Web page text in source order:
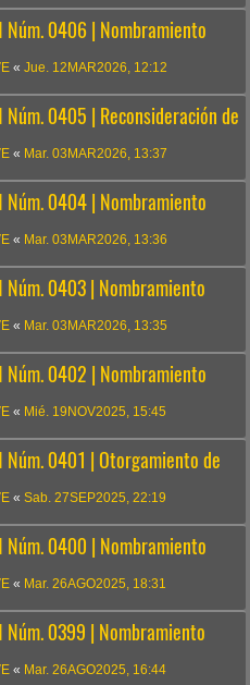
Núm. 0406 | Nombramiento
« Jue. 12MAR2026, 12:12
Núm. 0405 | Reconsideración de
« Mar. 03MAR2026, 13:37
Núm. 0404 | Nombramiento
« Mar. 03MAR2026, 13:36
Núm. 0403 | Nombramiento
« Mar. 03MAR2026, 13:35
Núm. 0402 | Nombramiento
« Mié. 19NOV2025, 15:45
Núm. 0401 | Otorgamiento de
« Sab. 27SEP2025, 22:19
Núm. 0400 | Nombramiento
« Mar. 26AGO2025, 18:31
Núm. 0399 | Nombramiento
« Mar. 26AGO2025, 16:44